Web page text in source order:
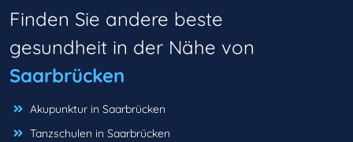
Finden Sie andere beste
gesundheit in der Nähe von
Saarbrücken
Akupunktur in Saarbrücken
Tanzschulen in Saarbrücken